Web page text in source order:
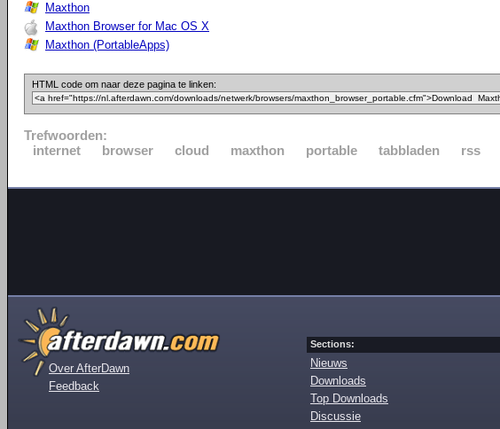
Maxthon
Maxthon Browser for Mac OS X
Maxthon (PortableApps)
HTML code om naar deze pagina te linken:
Trefwoorden:
internet
browser cloud maxthon portable tabbladen rss
Over AfterDawn
Feedback
Sections:
Nieuws
Downloads
Top Downloads
Discussie